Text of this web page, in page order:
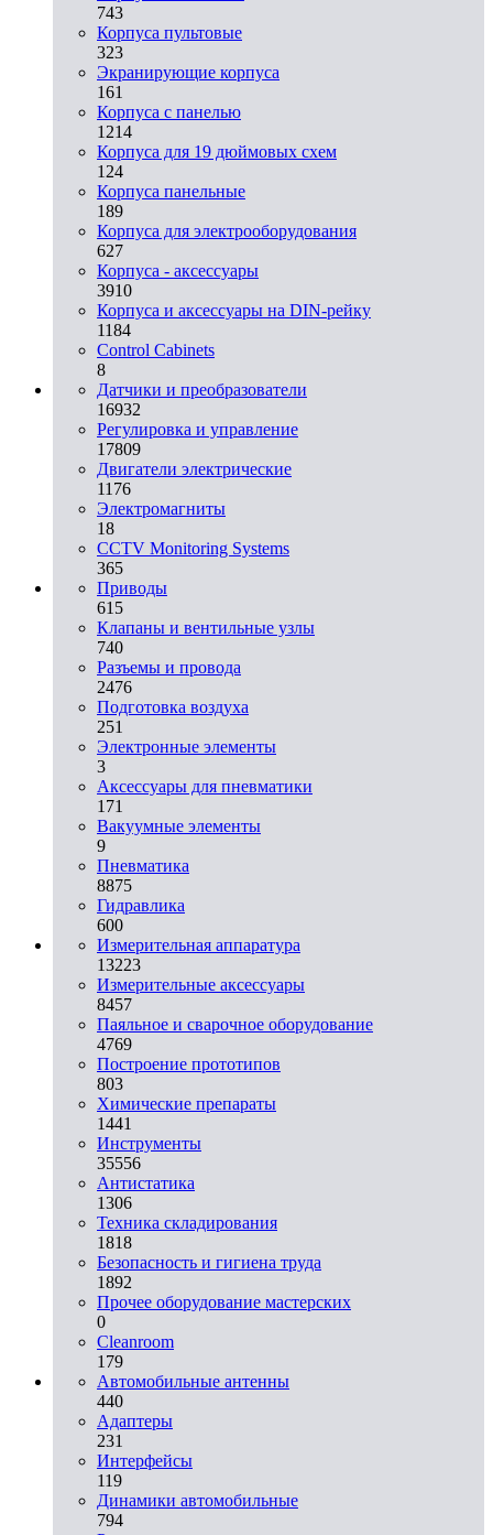
743
Корпуса пультовые
323
Экранирующие корпуса
161
Корпуса с панелью
1214
Корпуса для 19 дюймовых схем
124
Корпуса панельные
189
Корпуса для электрооборудования
627
Корпуса - аксессуары
3910
Корпуса и аксессуары на DIN-рейку
1184
Control Cabinets
8
Датчики и преобразователи
16932
Регулировка и управление
17809
Двигатели электрические
1176
Электромагниты
18
CCTV Monitoring Systems
365
Приводы
615
Клапаны и вентильные узлы
740
Разъемы и провода
2476
Подготовка воздуха
251
Электронные элементы
3
Аксессуары для пневматики
171
Вакуумные элементы
9
Пневматика
8875
Гидравлика
600
Измерительная аппаратура
13223
Измерительные аксессуары
8457
Паяльное и сварочное оборудование
4769
Построение прототипов
803
Химические препараты
1441
Инструменты
35556
Aнтистатика
1306
Техника складирования
1818
Безопасность и гигиена труда
1892
Прочее оборудование мастерских
0
Cleanroom
179
Автомобильные антенны
440
Адаптеры
231
Интерфейсы
119
Динамики автомобильные
794